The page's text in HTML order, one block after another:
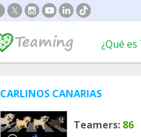
¿Qué
CARLINOS CANARIAS
Teamers: 86